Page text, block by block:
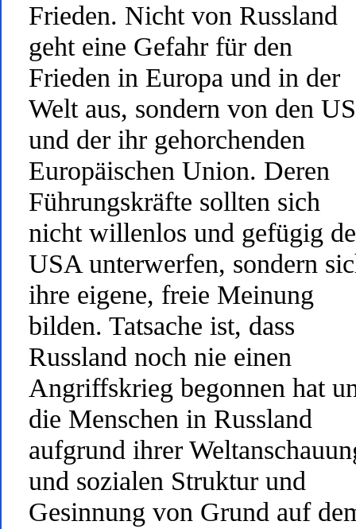
Frieden. Nicht von Russland
geht eine Gefahr für den
Frieden in Europa und in der
Welt aus, sondern von den
und der ihr gehorchenden
Europäischen Union. Deren
Führungskräfte sollten sich
nicht willenlos und gefügig
USA unterwerfen, sondern
ihre eigene, freie Meinung
bilden. Tatsache ist, dass
Russland noch nie einen
Angriffskrieg begonnen hat
die Menschen in Russland
aufgrund ihrer
und sozialen Struktur und
Gesinnung von Grund auf